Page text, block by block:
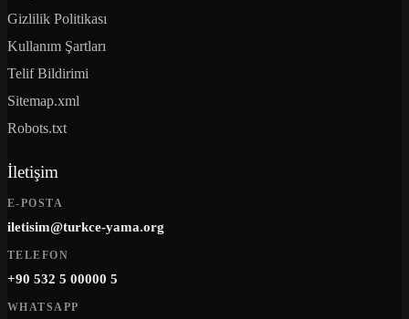
Gizlilik Politikası
Kullanım Şartları
Telif Bildirimi
Sitemap.xml
Robots.txt
İletişim
E-POSTA
iletisim@turkce-yama.org
TELEFON
+90 532 5 00000 5
WHATSAPP